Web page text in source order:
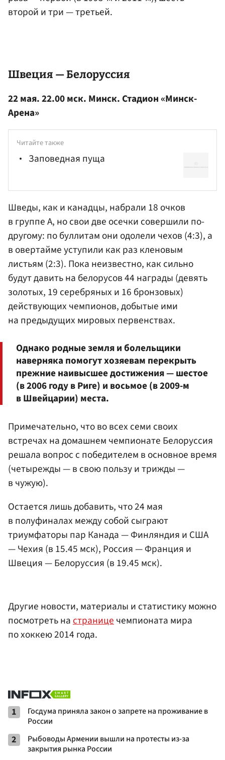
второй и три — третьей.
Швеция — Белоруссия
22 мая. 22.00 мск. Минск. Стадион «Минск-
Арена»
Читайте также
Заповедная пуща
Шведы, как и канадцы, набрали 18 очков
в группе A, но свои две осечки совершили по-
другому: по буллитам они одолели чехов (4:3), а
в овертайме уступили как раз кленовым
листьям (2:3). Пока неизвестно, как сильно
будут давить на белорусов 44 награды (девять
золотых, 19 серебряных и 16 бронзовых)
действующих чемпионов, добытые ими
на предыдущих мировых первенствах.
Однако родные земля и болельщики
наверняка помогут хозяевам перекрыть
прежние наивысшее достижения — шестое
(в 2006 году в Риге) и восьмое (в 2009-м
в Швейцарии) места.
Примечательно, что во всех семи своих
встречах на домашнем чемпионате Белоруссия
решала вопрос с победителем в основное время
(четырежды — в свою пользу и трижды —
в чужую).
Остается лишь добавить, что 24 мая
в полуфиналах между собой сыграют
триумфаторы пар Канада — Финляндия и США
— Чехия (в 15.45 мск), Россия — Франция и
Швеция — Белоруссия (в 19.45 мск).
Другие новости, материалы и статистику можно
посмотреть настраницечемпионата мира
по хоккею 2014 года.
1
Госдума приняла закон о запрете на проживание в
России
2
Рыбоводы Армении вышли на протесты из-за
закрытия рынка России